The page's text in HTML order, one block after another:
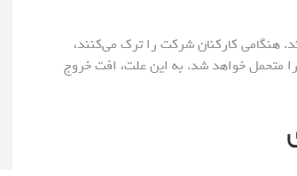
هنگامی کارکنان شرکت را ترک می‌کنند،
متحمل خواهد شد. به این علت، افت خروج